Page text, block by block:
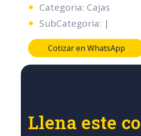
Categoria: Cajas
SubCategoria: |
Cotizar en WhatsApp
Llena este